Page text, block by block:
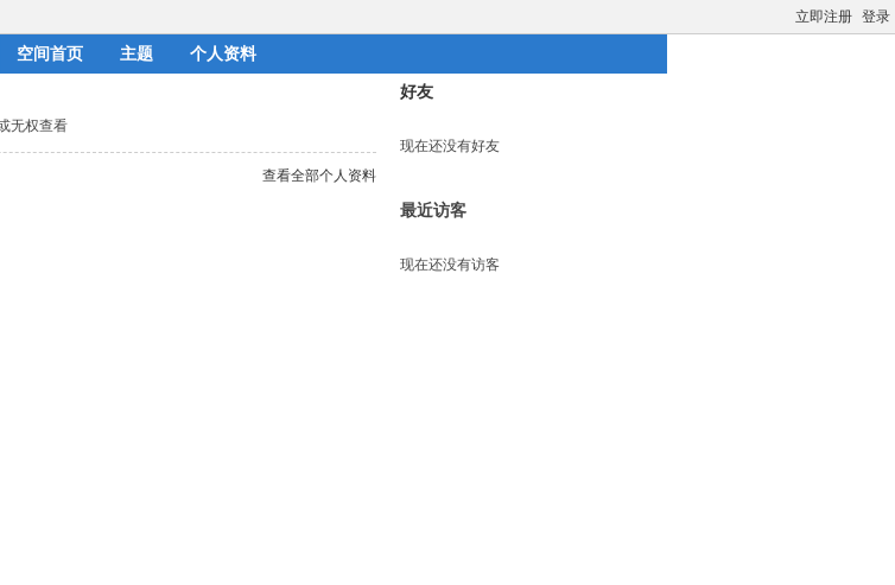
立即注册 登录
空间首页 主题 个人资料
无权查看
查看全部个人资料
好友
现在还没有好友
最近访客
现在还没有访客